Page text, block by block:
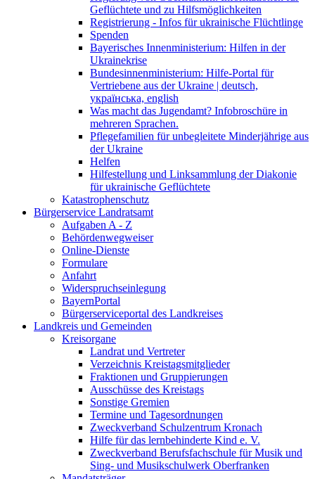
Geflüchtete und zu Hilfsmöglichkeiten
Registrierung - Infos für ukrainische Flüchtlinge
Spenden
Bayerisches Innenministerium: Hilfen in der
Ukrainekrise
Bundesinnenministerium: Hilfe-Portal für
Vertriebene aus der Ukraine | deutsch,
українська, english
Was macht das Jugendamt? Infobroschüre in
mehreren Sprachen.
Pflegefamilien für unbegleitete Minderjährige aus
der Ukraine
Helfen
Hilfestellung und Linksammlung der Diakonie
für ukrainische Geflüchtete
Katastrophenschutz
Bürgerservice Landratsamt
Aufgaben A - Z
Behördenwegweiser
Online-Dienste
Formulare
Anfahrt
Widerspruchseinlegung
BayernPortal
Bürgerserviceportal des Landkreises
Landkreis und Gemeinden
Kreisorgane
Landrat und Vertreter
Verzeichnis Kreistagsmitglieder
Fraktionen und Gruppierungen
Ausschüsse des Kreistags
Sonstige Gremien
Termine und Tagesordnungen
Zweckverband Schulzentrum Kronach
Hilfe für das lernbehinderte Kind e. V.
Zweckverband Berufsfachschule für Musik und
Sing- und Musikschulwerk Oberfranken